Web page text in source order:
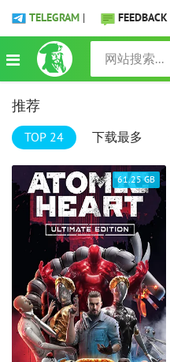
TELEGRAM | FEEDBACK
推荐
TOP 24 下载最多
61.25 GB